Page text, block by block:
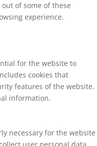
of some of these
experience.
for the website to
cookies that
features of the website.
information.
necessary for the website